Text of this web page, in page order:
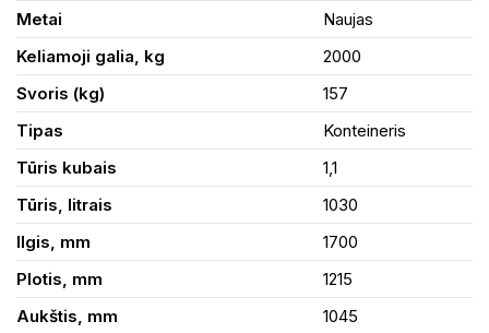
Metai
Naujas
Keliamoji galia, kg
2000
Svoris (kg)
157
Tipas
Konteineris
Tūris kubais
1,1
Tūris, litrais
1030
Ilgis, mm
1700
Plotis, mm
1215
Aukštis, mm
1045